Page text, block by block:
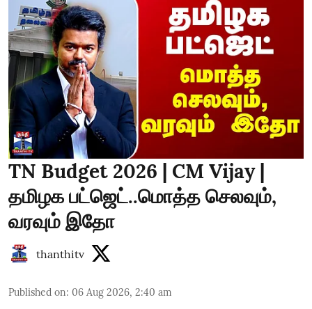
TN Budget 2026 | CM Vijay |
தமிழக பட்ஜெட்..மொத்த செலவும்,
வரவும் இதோ
thanthitv
Published on: 06 Aug 2026, 2:40 am